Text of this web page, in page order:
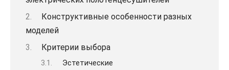
Конструктивные особенности разных
моделей
Критерии выбора
Эстетические